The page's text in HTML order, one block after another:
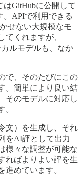
はGitHubに公開して
。APIで利用できる
せない大規模なモ
てくれますが、
ルモデルも、なか
で、そのたびにこの
。簡単により良い結
そのモデルに対応し
。
文）を生成し、それ
をAI評として出力
様々な調整が可能な
ればよりよい評を生
進めています。